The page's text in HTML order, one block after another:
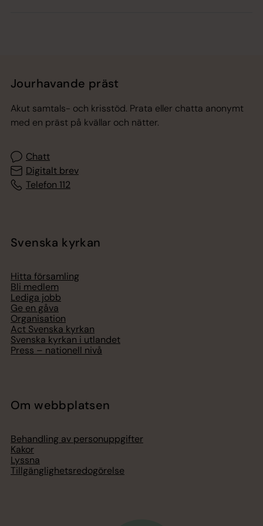
Jourhavande präst
Akut samtals- och krisstöd. Prata eller chatta anonymt
med en präst på kvällar och nätter.
Chatt
Digitalt brev
Telefon 112
Svenska kyrkan
Hitta församling
Bli medlem
Lediga jobb
Ge en gåva
Organisation
Act Svenska kyrkan
Svenska kyrkan i utlandet
Press – nationell nivå
Om webbplatsen
Behandling av personuppgifter
Kakor
Lyssna
Tillgänglighetsredogörelse